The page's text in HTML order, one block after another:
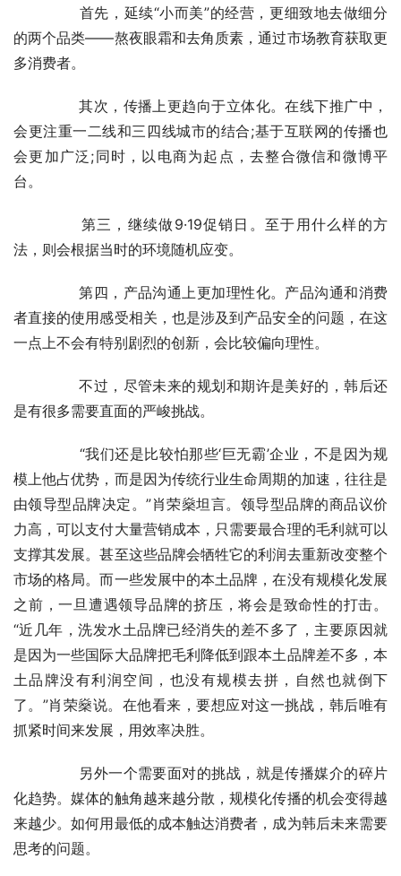
的两个品类——熬夜眼霜和去角质素，通过市场教育获取更
多消费者。
会更注重一二线和三四线城市的结合;基于互联网的传播也
会更加广泛;同时，以电商为起点，去整合微信和微博平
台。
法，则会根据当时的环境随机应变。
者直接的使用感受相关，也是涉及到产品安全的问题，在这
一点上不会有特别剧烈的创新，会比较偏向理性。
是有很多需要直面的严峻挑战。
模上他占优势，而是因为传统行业生命周期的加速，往往是
由领导型品牌决定。”肖荣燊坦言。领导型品牌的商品议价
力高，可以支付大量营销成本，只需要最合理的毛利就可以
支撑其发展。甚至这些品牌会牺牲它的利润去重新改变整个
市场的格局。而一些发展中的本土品牌，在没有规模化发展
之前，一旦遭遇领导品牌的挤压，将会是致命性的打击。
“近几年，洗发水土品牌已经消失的差不多了，主要原因就
是因为一些国际大品牌把毛利降低到跟本土品牌差不多，本
土品牌没有利润空间，也没有规模去拼，自然也就倒下
了。”肖荣燊说。在他看来，要想应对这一挑战，韩后唯有
抓紧时间来发展，用效率决胜。
化趋势。媒体的触角越来越分散，规模化传播的机会变得越
来越少。如何用最低的成本触达消费者，成为韩后未来需要
思考的问题。